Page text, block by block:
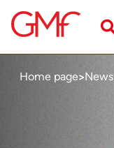
Home page>News